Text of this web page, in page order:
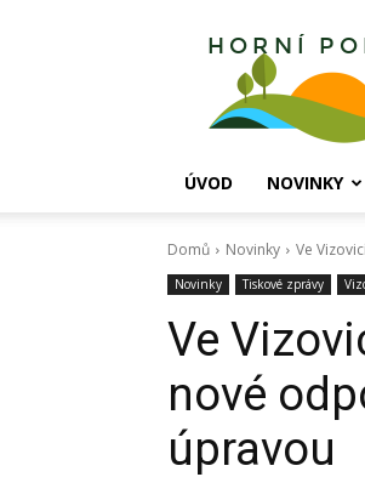
ÚVOD NOVINKY
Domů Novinky Ve
Novinky Tiskové zprávy
Ve
nové
úpravou